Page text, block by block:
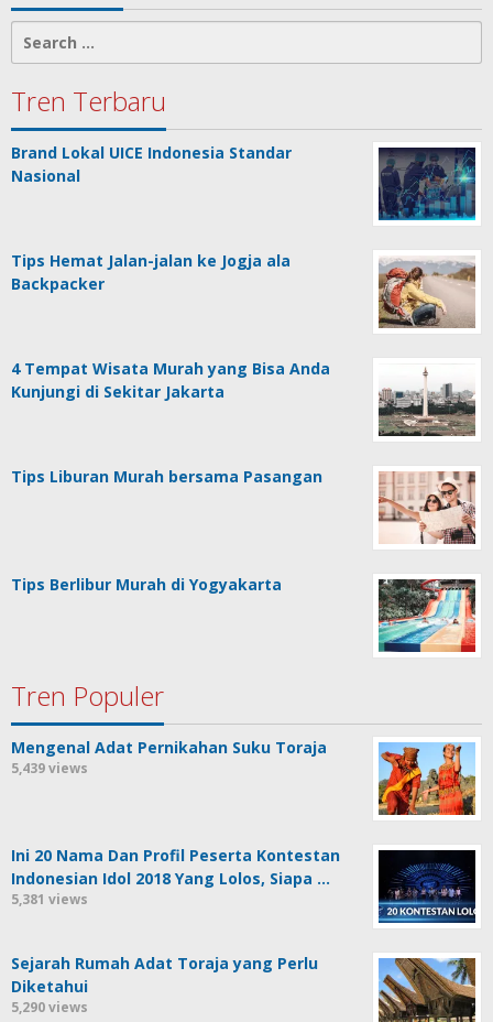
for:
Tren Terbaru
Brand Lokal UICE Indonesia Standar
Nasional
Tips Hemat Jalan-jalan ke Jogja ala
Backpacker
4 Tempat Wisata Murah yang Bisa Anda
Kunjungi di Sekitar Jakarta
Tips Liburan Murah bersama Pasangan
Tips Berlibur Murah di Yogyakarta
Tren Populer
Mengenal Adat Pernikahan Suku Toraja
5,439 views
Ini 20 Nama Dan Profil Peserta Kontestan
Indonesian Idol 2018 Yang Lolos, Siapa …
5,381 views
Sejarah Rumah Adat Toraja yang Perlu
Diketahui
5,290 views